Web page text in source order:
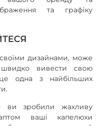
та графіку
дизайнами, може
швидко вивести свою
одна з найбільших
зробили жахливу
ваші капелюхи